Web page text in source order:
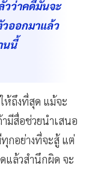
วว่าคดีมันจะ
ออกมาแล้ว
นนี้
ห้ถึงที่สุด แม้จะ
มีสื่อช่วยนำเสนอ
ทุกอย่างที่จะสู้ แต่
แล้วสำนึกผิด จะ